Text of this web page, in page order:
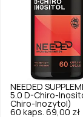
NEEDED
5.0 D-Chiro-
Chiro-Inozytol)
60 kaps. 69,00 zł